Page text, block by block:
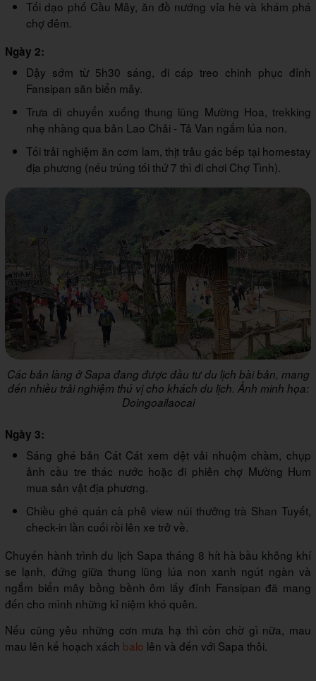
Tối dạo phố Cầu Mây, ăn đồ nướng vỉa hè và khám phá
chợ đêm.
Ngày 2:
Dậy sớm từ 5h30 sáng, đi cáp treo chinh phục đỉnh
Fansipan săn biển mây.
Trưa di chuyển xuống thung lũng Mường Hoa, trekking
nhẹ nhàng qua bản Lao Chải - Tả Van ngắm lúa non.
Tối trải nghiệm ăn cơm lam, thịt trâu gác bếp tại homestay
địa phương (nếu trúng tối thứ 7 thì đi chơi Chợ Tình).
Các bản làng ở Sapa đang được đầu tư du lịch bài bản, mang
đến nhiều trải nghiệm thú vị cho khách du lịch. Ảnh minh họa:
Doingoailaocai
Ngày 3:
Sáng ghé bản Cát Cát xem dệt vải nhuộm chàm, chụp
ảnh cầu tre thác nước hoặc đi phiên chợ Mường Hum
mua sản vật địa phương.
Chiều ghé quán cà phê view núi thưởng trà Shan Tuyết,
check-in lần cuối rồi lên xe trở về.
Chuyến hành trình du lịch Sapa tháng 8 hít hà bầu không khí
se lạnh, đứng giữa thung lũng lúa non xanh ngút ngàn và
ngắm biển mây bồng bềnh ôm lấy đỉnh Fansipan đã mang
đến cho mình những kỉ niệm khó quên.
Nếu cũng yêu những cơn mưa hạ thì còn chờ gì nữa, mau
mau lên kế hoạch xách balo lên và đến với Sapa thôi.